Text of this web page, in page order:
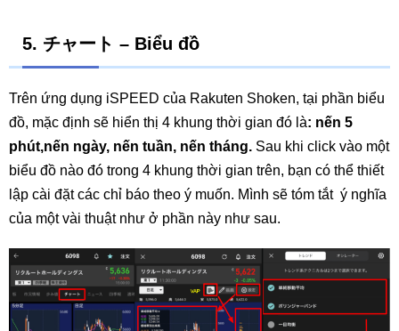
5. チャート – Biểu đồ
Trên ứng dụng iSPEED của Rakuten Shoken, tại phần biểu
đồ, mặc định sẽ hiển thị 4 khung thời gian đó là: nến 5
phút,nến ngày, nến tuần, nến tháng. Sau khi click vào một
biểu đồ nào đó trong 4 khung thời gian trên, bạn có thể thiết
lập cài đặt các chỉ báo theo ý muốn. Mình sẽ tóm tắt ý nghĩa
của một vài thuật như ở phần này như sau.